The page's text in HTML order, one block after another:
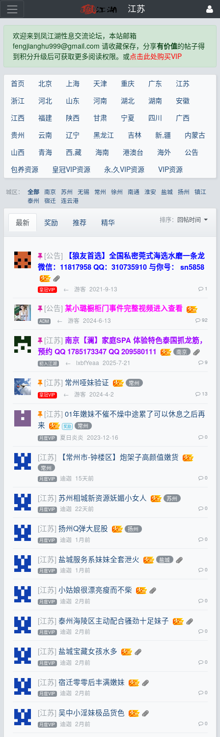
江苏
欢迎来到凤江湖性息交流论坛，本站邮箱
fengjianghu999@gmail.com 请收藏保存，分享有价值的帖子得
到积分升级后可获取更多阅读权限。或点击此处购买VIP
首页 北京 上海 天津 重庆 广东
江苏
浙江
河北 山东 河南 湖北 湖南
安徽
江西
福建 陕西 甘肃 宁夏 四川
广西
贵州
云南 辽宁 黑龙江 吉林 新,疆
内蒙古
山西
青海 西,藏 海南 港澳台 海外
公告
包养资源
皇冠VIP资源 永,久VIP资源 VIP资源
城区： 全部 南京 苏州 无锡 常州 徐州 南通 淮安 盐城 扬州
镇江
泰州
宿迁 连云港
最新 奖励 推荐 精华 排序： 回帖时间
[公告]
【狼友首选】全国私密莞式海选水磨一条龙
微信：11817958 QQ：310735910 与你号： sn5858
皇冠VIP ← 游客 2021-9-13 1
[公告] 某小璐橱柜门事件完整视频进入查看
ADM ← 游客 2024-6-13 92
[江苏] 南京【澜】家庭SPA 体验特色泰国抓龙筋，
预约 QQ 1785173347 QQ 209580111
南京
初入江湖 ← lxbfYeaa 2025-7-21 9
[江苏] 常州哑妹验证 常州
皇冠VIP ← 游客 2024-4-2 13
[江苏] 01年嫩妹不催不燥中途累了可以休息之后再
来
常州
月度VIP 夏日炎炎 2023-12-16 0
[江苏] 【常州市-钟楼区】炮架子高颜值嫩货
常州
月度VIP 迪迦 15天前 0
[江苏] 苏州相城新资源妩媚小女人 苏州
月度VIP 迪迦 22天前 0
[江苏] 扬州Q弹大屁股 扬州
月度VIP 迪迦 1月前 0
[江苏] 盐城服务系妹妹全套泄火 盐城
月度VIP 迪迦 1月前 0
[江苏] 小姑娘很漂亮瘦而不柴
月度VIP 迪迦 2月前 0
[江苏] 泰州海陵区主动配合骚劲十足妹子
月度VIP 迪迦 2月前 0
[江苏] 盐城宝藏女孩水多
月度VIP 迪迦 2月前 0
[江苏] 宿迁零零后丰满嫩妹
月度VIP 迪迦 2月前 0
[江苏] 吴中小淫妹极品货色
月度VIP 迪迦 2月前 0